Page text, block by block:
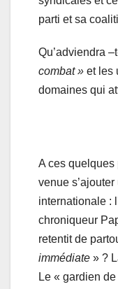
parti et sa
Qu’adviendra
combat » et les
domaines qui
A ces quelques
venue
internationale :
chroniqueur
retentit de
immédiate » ?
Le « gardien